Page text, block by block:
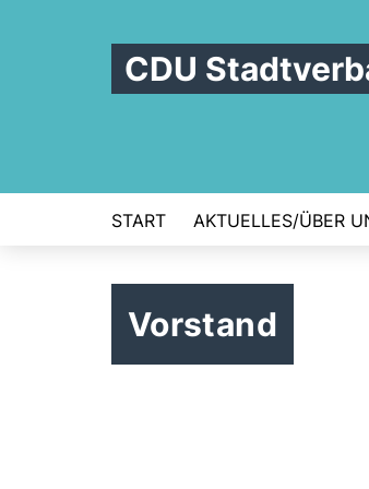
CDU
START AKTUELLES/ÜBER
Vorstand